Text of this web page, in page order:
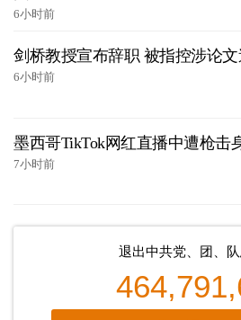
6小时前
剑桥教授宣布辞职 被指控涉论文
6小时前
墨西哥TikTok网红直播中遭枪击
7小时前
退出中共党、团、